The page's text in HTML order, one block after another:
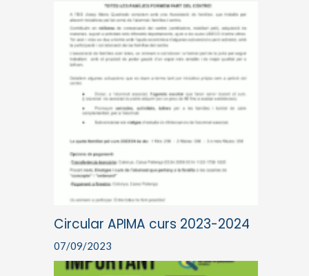
Circular APIMA curs 2023-2024
07/09/2023